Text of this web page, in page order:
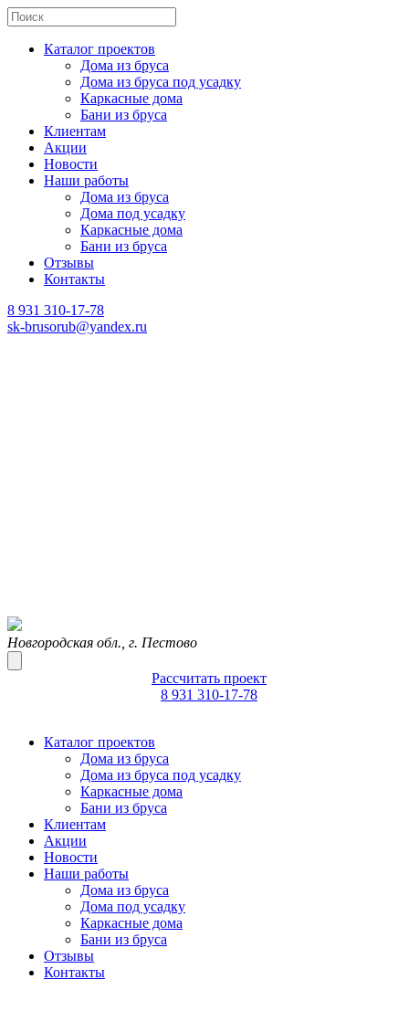
Каталог проектов
Дома из бруса
Дома из бруса под усадку
Каркасные дома
Бани из бруса
Клиентам
Акции
Новости
Наши работы
Дома из бруса
Дома под усадку
Каркасные дома
Бани из бруса
Отзывы
Контакты
8 931 310-17-78
sk-brusorub@yandex.ru
Новгородская обл., г. Пестово
Рассчитать проект
8 931 310-17-78
Каталог проектов
Дома из бруса
Дома из бруса под усадку
Каркасные дома
Бани из бруса
Клиентам
Акции
Новости
Наши работы
Дома из бруса
Дома под усадку
Каркасные дома
Бани из бруса
Отзывы
Контакты